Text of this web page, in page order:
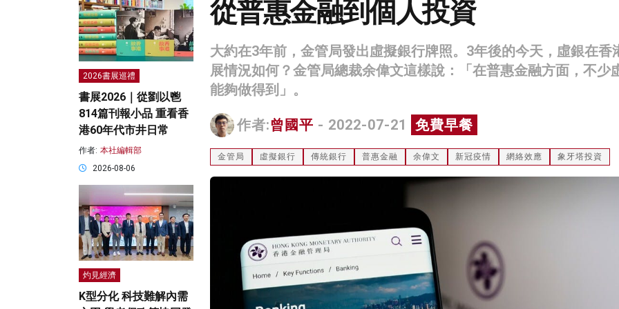
從普惠金融到個人投資
大約在3年前，金管局發出虛擬銀行牌照。3年後的今天，虛銀在香
展情況如何？金管局總裁余偉文這樣說：「在普惠金融方面，不少
能夠做得到」。
作者:曾國平 - 2022-07-21 免費早餐
金管局 虛擬銀行 傳統銀行 普惠金融 余偉文 新冠疫情 網絡效應 象牙塔投資
2026書展巡禮
書展2026｜從劉以鬯
814篇刊報小品 重看香
港60年代市井日常
作者: 本社編輯部
2026-08-06
灼見經濟
K型分化 科技難解內需